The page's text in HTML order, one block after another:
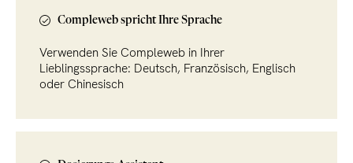
Compleweb spricht Ihre Sprache
Verwenden Sie Compleweb in Ihrer
Lieblingssprache: Deutsch, Französisch, Englisch
oder Chinesisch